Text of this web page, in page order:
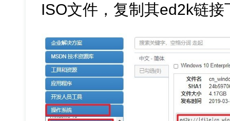
ISO文件，复制其ed2k链接